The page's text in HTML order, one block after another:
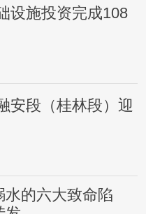
设施投资完成108
安段（桂林段）迎
水的六大致命陷